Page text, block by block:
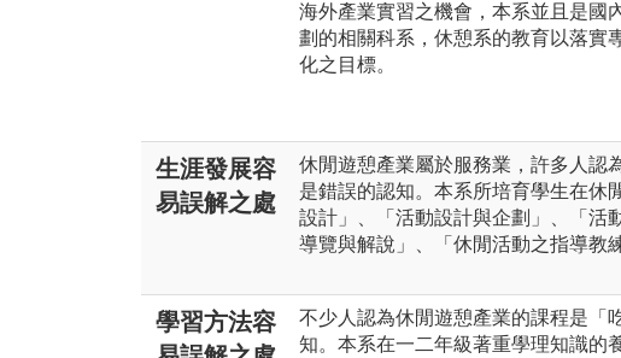
海外產業實習之機會，本系並且是國
劃的相關科系，休憩系的教育以落實
化之目標。
生涯發展容
易誤解之處
休閒遊憩產業屬於服務業，許多人認
是錯誤的認知。本系所培育學生在休
設計」、「活動設計與企劃」、「活
導覽與解說」、「休閒活動之指導教
學習方法容
不少人認為休閒遊憩產業的課程是「
知。本系在一二年級著重學理知識的